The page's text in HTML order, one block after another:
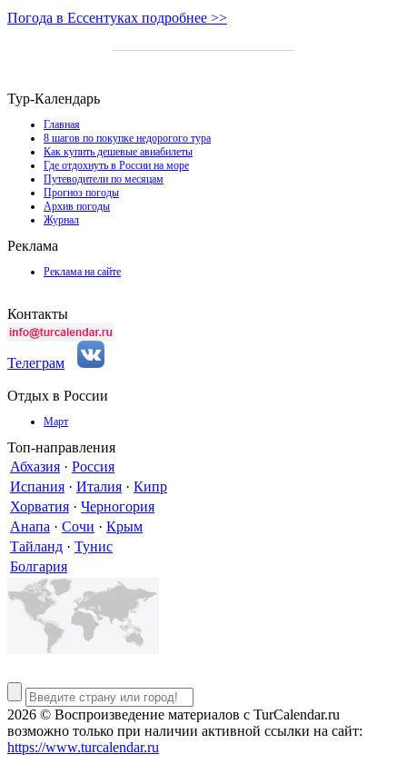
Погода в Ессентуках подробнее >>
Тур-Календарь
Главная
8 шагов по покупке недорогого тура
Как купить дешевые авиабилеты
Где отдохнуть в России на море
Путеводители по месяцам
Прогноз погоды
Архив погоды
Журнал
Реклама
Реклама на сайте
Контакты
Телеграм
Отдых в России
Март
Топ-направления
Абхазия · Россия
Испания · Италия · Кипр
Хорватия · Черногория
Анапа · Сочи · Крым
Тайланд · Тунис
Болгария
2026 © Воспроизведение материалов c TurCalendar.ru
возможно только при наличии активной ссылки на сайт:
https://www.turcalendar.ru